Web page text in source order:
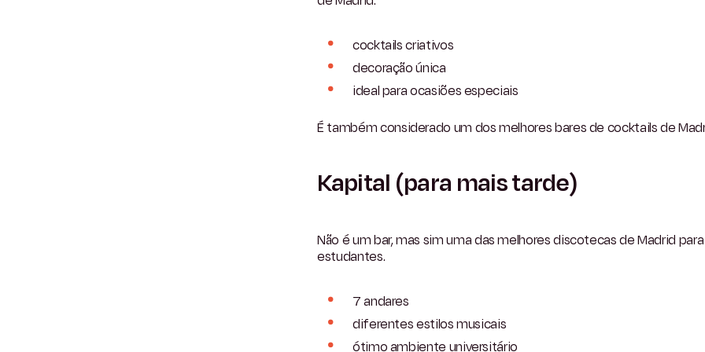
cocktails criativos
decoração única
ideal para ocasiões especiais
É também considerado um dos melhores bares de cocktails de
Kapital (para mais tarde)
Não é um bar, mas sim uma das melhores discotecas de Madrid para
estudantes.
7 andares
diferentes estilos musicais
ótimo ambiente universitário